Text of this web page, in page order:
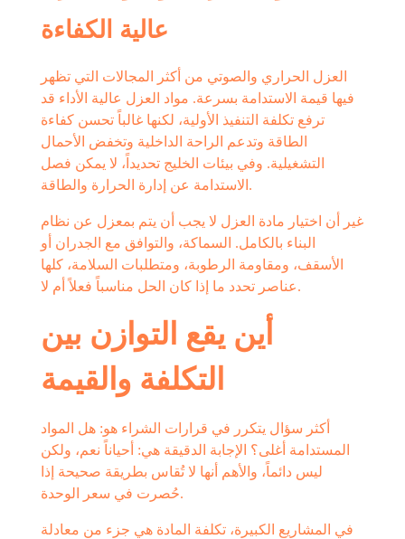
عالية الكفاءة
العزل الحراري والصوتي من أكثر المجالات التي تظهر
فيها قيمة الاستدامة بسرعة. مواد العزل عالية الأداء قد
ترفع تكلفة التنفيذ الأولية، لكنها غالباً تحسن كفاءة
الطاقة وتدعم الراحة الداخلية وتخفض الأحمال
التشغيلية. وفي بيئات الخليج تحديداً، لا يمكن فصل
الاستدامة عن إدارة الحرارة والطاقة.
غير أن اختيار مادة العزل لا يجب أن يتم بمعزل عن نظام
البناء بالكامل. السماكة، والتوافق مع الجدران أو
الأسقف، ومقاومة الرطوبة، ومتطلبات السلامة، كلها
عناصر تحدد ما إذا كان الحل مناسباً فعلاً أم لا.
أين يقع التوازن بين
التكلفة والقيمة
أكثر سؤال يتكرر في قرارات الشراء هو: هل المواد
المستدامة أغلى؟ الإجابة الدقيقة هي: أحياناً نعم، ولكن
ليس دائماً، والأهم أنها لا تُقاس بطريقة صحيحة إذا
حُصرت في سعر الوحدة.
في المشاريع الكبيرة، تكلفة المادة هي جزء من معادلة